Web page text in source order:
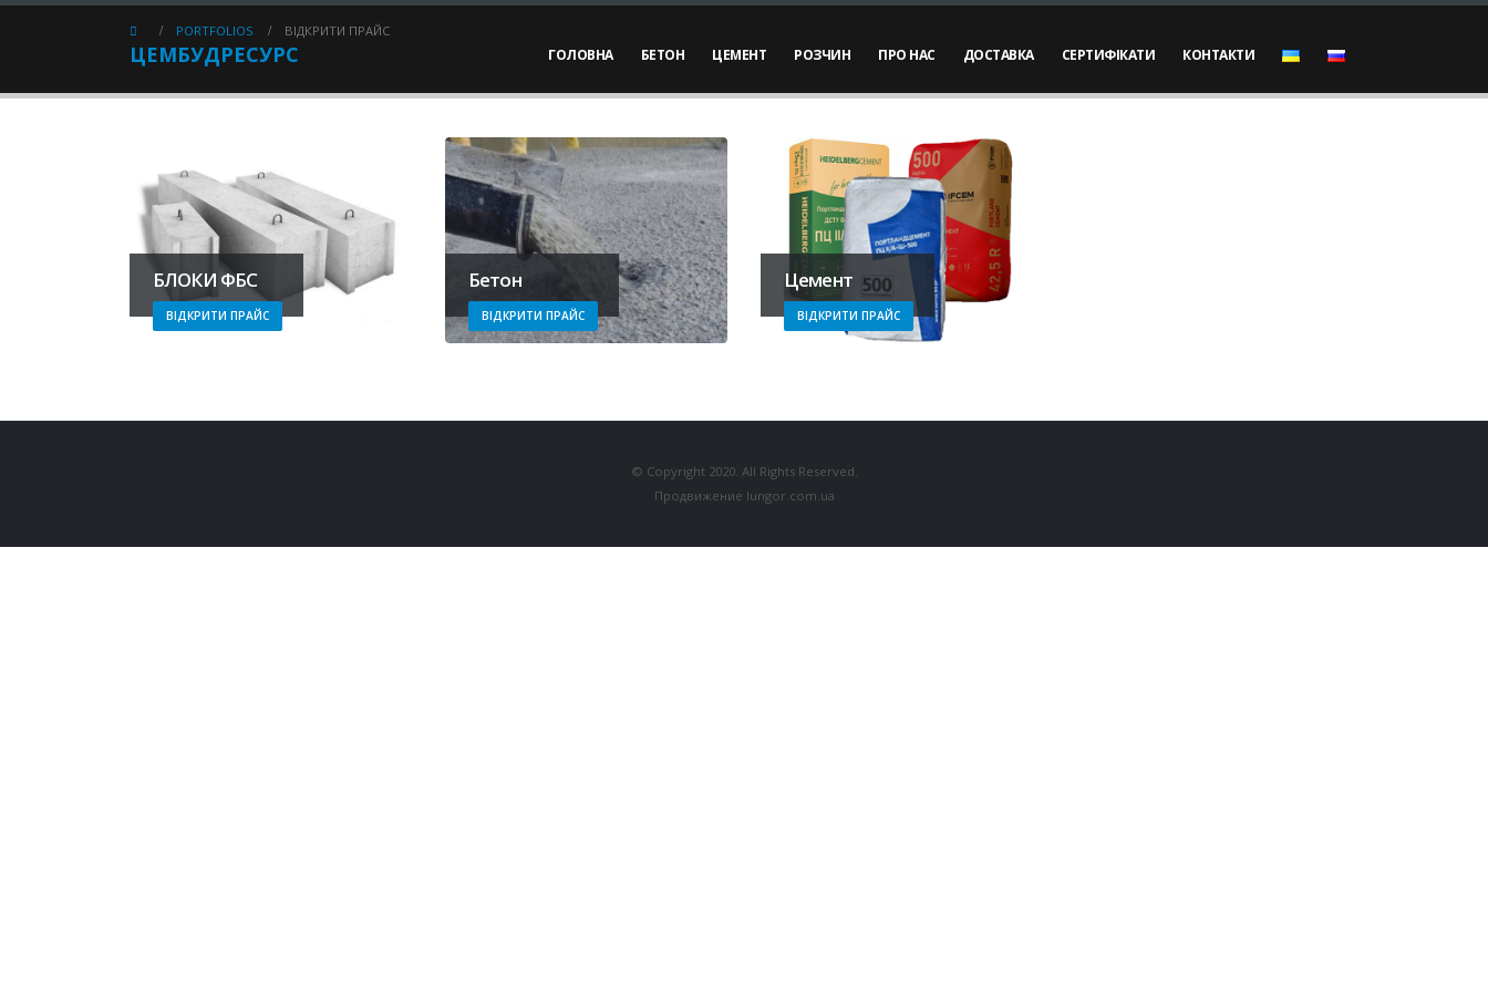
ЦЕМБУДРЕСУРС ГОЛОВНА БЕТОН ЦЕМЕНТ РОЗЧИН ПРО НАС ДОСТАВКА СЕРТИФІКАТИ КОНТАКТИ
PORTFOLIOS ВІДКРИТИ ПРАЙС
БЛОКИ ФБС
ВІДКРИТИ ПРАЙС
Бетон
ВІДКРИТИ ПРАЙС
Цемент
ВІДКРИТИ ПРАЙС
© Copyright 2020. All Rights Reserved.
Продвижение lungor.com.ua